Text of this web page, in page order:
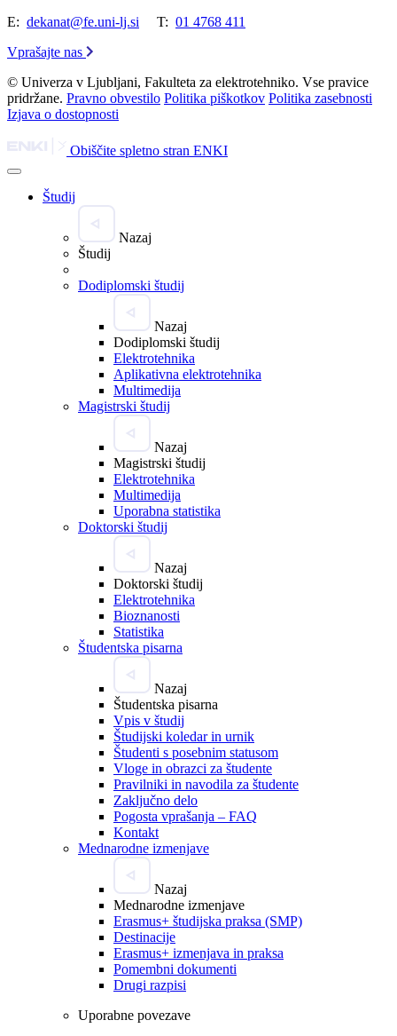
E: dekanat@fe.uni-lj.si T: 01 4768 411
Vprašajte nas
© Univerza v Ljubljani, Fakulteta za elektrotehniko. Vse pravice
pridržane. Pravno obvestilo Politika piškotkov Politika zasebnosti
Izjava o dostopnosti
Obiščite spletno stran ENKI
Študij
Nazaj
Študij
Dodiplomski študij
Nazaj
Dodiplomski študij
Elektrotehnika
Aplikativna elektrotehnika
Multimedija
Magistrski študij
Nazaj
Magistrski študij
Elektrotehnika
Multimedija
Uporabna statistika
Doktorski študij
Nazaj
Doktorski študij
Elektrotehnika
Bioznanosti
Statistika
Študentska pisarna
Nazaj
Študentska pisarna
Vpis v študij
Študijski koledar in urnik
Študenti s posebnim statusom
Vloge in obrazci za študente
Pravilniki in navodila za študente
Zaključno delo
Pogosta vprašanja – FAQ
Kontakt
Mednarodne izmenjave
Nazaj
Mednarodne izmenjave
Erasmus+ študijska praksa (SMP)
Destinacije
Erasmus+ izmenjava in praksa
Pomembni dokumenti
Drugi razpisi
Uporabne povezave